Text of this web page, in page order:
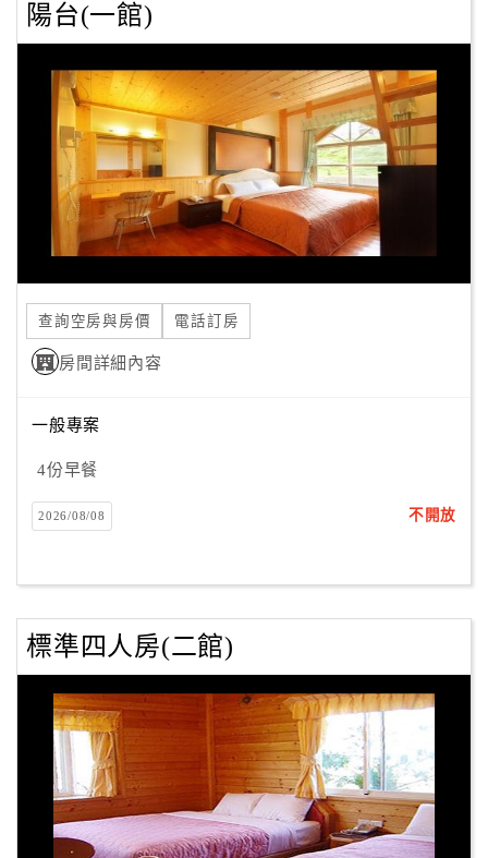
陽台(一館)
查詢空房與房價 電話訂房
房間詳細內容
一般專案
4份早餐
2026/08/08 不開放
標準四人房(二館)